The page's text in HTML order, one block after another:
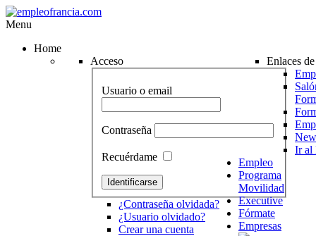
Menu
Home
Acceso
Usuario o email
Contraseña
Recuérdame
¿Contraseña olvidada?
¿Usuario olvidado?
Crear una cuenta
Enlaces
Ir al
Empleo
Programa
Movilidad
Executive
Fórmate
Empresas